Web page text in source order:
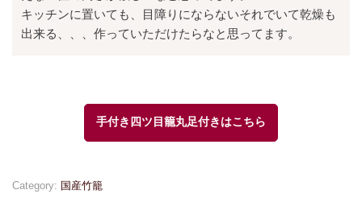
キッチンに置いても、目障りにならないそれでいて乾燥も
出来る、、、作っていただけたらなと思ってます。
手付き四ツ目籠丸足付きはこちら
Category: 国産竹籠